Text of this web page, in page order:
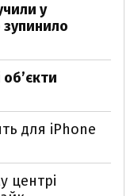
у
зупинило
для iPhone
центрі